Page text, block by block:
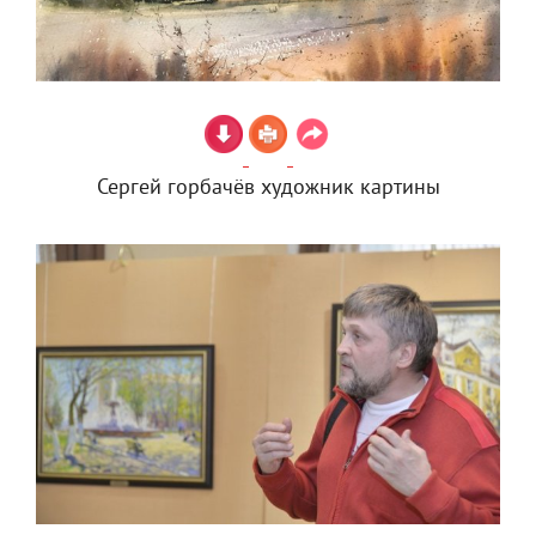
Сергей горбачёв художник картины